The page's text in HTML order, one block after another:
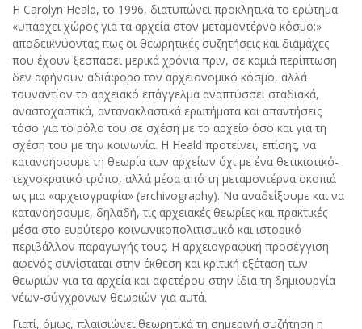
Η Carolyn Heald, το 1996, διατυπώνει προκλητικά το ερώτημα
«υπάρχει χώρος για τα αρχεία στον μεταμοντέρνο κόσμο;»
αποδεικνύοντας πως οι θεωρητικές συζητήσεις και διαμάχες
που έχουν ξεσπάσει μερικά χρόνια πριν, σε καμιά περίπτωση
δεν αφήνουν αδιάφορο τον αρχειονομικό κόσμο, αλλά
τουναντίον το αρχειακό επάγγελμα αναπτύσσει σταδιακά,
αναστοχαστικά, αντανακλαστικά ερωτήματα και απαντήσεις
τόσο για το ρόλο του σε σχέση με το αρχείο όσο και για τη
σχέση του με την κοινωνία. Η Heald προτείνει, επίσης, να
κατανοήσουμε τη θεωρία των αρχείων όχι με ένα θετικιστικό-
τεχνοκρατικό τρόπο, αλλά μέσα από τη μεταμοντέρνα σκοπιά
ως μια «αρχειογραφία» (archivography). Να αναδείξουμε και να
κατανοήσουμε, δηλαδή, τις αρχειακές θεωρίες και πρακτικές
μέσα στο ευρύτερο κοινωνικοπολιτισμικό και ιστορικό
περιβάλλον παραγωγής τους. Η αρχειογραφική προσέγγιση
αφενός συνίσταται στην έκθεση και κριτική εξέταση των
θεωριών για τα αρχεία και αφετέρου στην ίδια τη δημιουργία
νέων-σύγχρονων θεωριών για αυτά.
Γιατί, όμως, πλαισιώνει θεωρητικά τη σημερινή συζήτηση η